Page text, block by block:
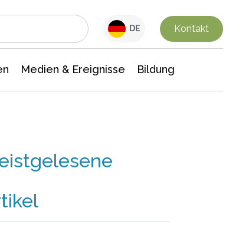
DE Kontakt
Medien & Ereignisse Bildung